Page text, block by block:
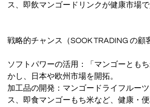
ス、即飲マンゴードリンクが健康市場で
戦略的チャンス（SOOK TRADING の顧
ソフトパワーの活用：「マンゴーとも
かし、日本や欧州市場を開拓。
加工品の開発：マンゴードライフルー
ス、即食マンゴーもち米など、健康・